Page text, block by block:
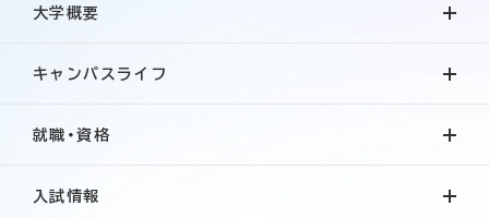
大学概要
キャンパスライフ
就職・資格
入試情報